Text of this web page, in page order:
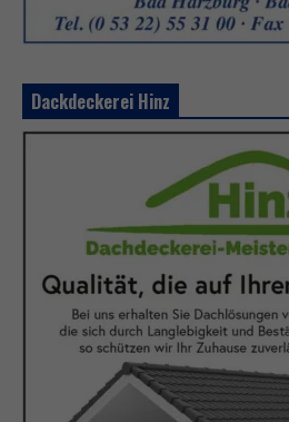
Dackdeckerei Hinz